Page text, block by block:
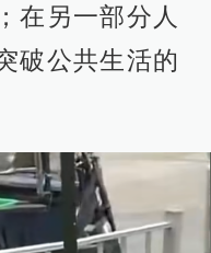
在另一部分人
破公共生活的